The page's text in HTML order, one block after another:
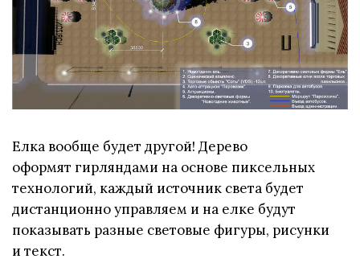
Елка вообще будет другой! Дерево
оформят гирляндами на основе пиксельных
технологий, каждый источник света будет
дистанционно управляем и на елке будут
показывать разные световые фигуры, рисунки
и текст.